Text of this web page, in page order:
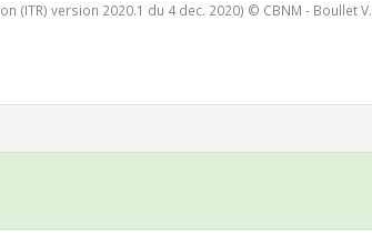
(ITR) version 2020.1 du 4 dec. 2020) © CBNM - Boullet V.